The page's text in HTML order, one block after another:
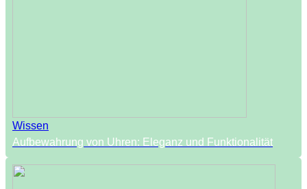
Wissen
Aufbewahrung von Uhren: Eleganz und Funktionalität